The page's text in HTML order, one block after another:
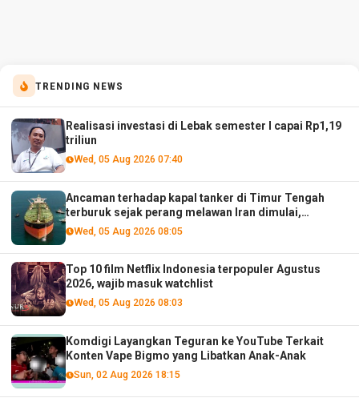
TRENDING NEWS
Realisasi investasi di Lebak semester I capai Rp1,19
triliun
Wed, 05 Aug 2026 07:40
Ancaman terhadap kapal tanker di Timur Tengah
terburuk sejak perang melawan Iran dimulai,
menurut analis
Wed, 05 Aug 2026 08:05
Top 10 film Netflix Indonesia terpopuler Agustus
2026, wajib masuk watchlist
Wed, 05 Aug 2026 08:03
Komdigi Layangkan Teguran ke YouTube Terkait
Konten Vape Bigmo yang Libatkan Anak-Anak
Sun, 02 Aug 2026 18:15